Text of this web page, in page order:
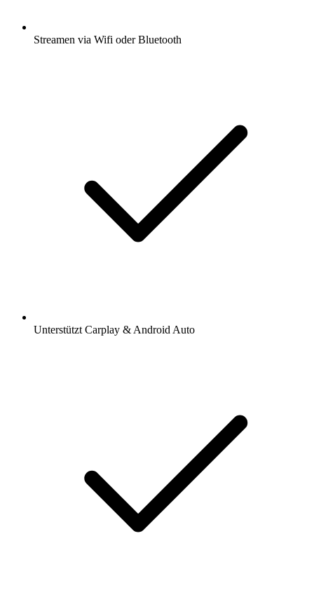
Streamen via Wifi oder Bluetooth
Unterstützt Carplay & Android Auto